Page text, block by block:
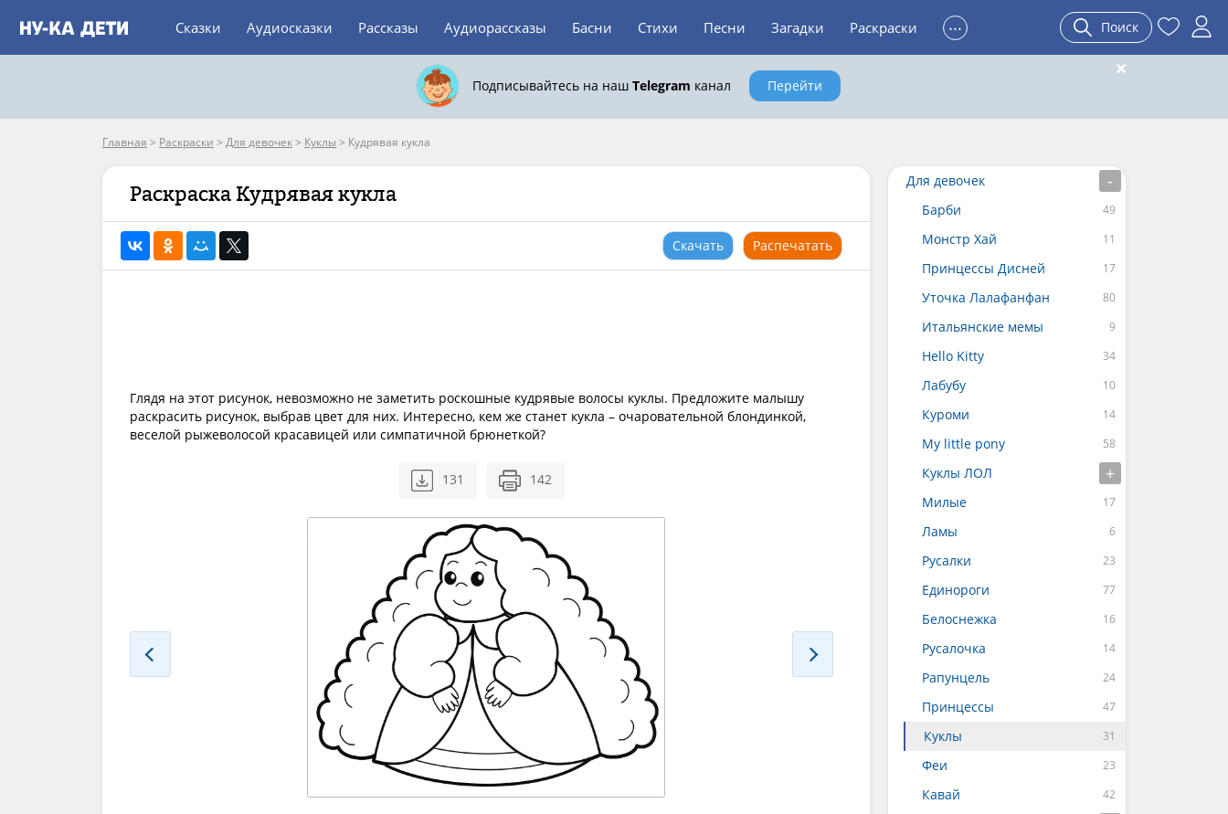
Сказки Аудиосказки Рассказы Аудиорассказы Басни Стихи Песни Загадки Раскраски ... Поиск
Подписывайтесь на наш Telegram канал Перейти
Главная > Раскраски > Для девочек> Куклы > Кудрявая кукла
Раскраска Кудрявая кукла
Скачать Распечатать
Глядя на этот рисунок, невозможно не заметить роскошные кудрявые волосы куклы. Предложите малышу
раскрасить рисунок, выбрав цвет для них. Интересно, кем же станет кукла – очаровательной блондинкой,
веселой рыжеволосой красавицей или симпатичной брюнеткой?
131 142
Для девочек
Барби
Монстр Хай
Принцессы Дисней
Уточка Лалафанфан
Итальянские мемы
Hello Kitty
Лабубу
Куроми
My little pony
Куклы ЛОЛ
Милые
Ламы
Русалки
Единороги
Белоснежка
Русалочка
Рапунцель
Принцессы
Куклы
Феи
Кавай